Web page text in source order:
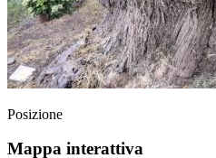
Posizione
Mappa interattiva